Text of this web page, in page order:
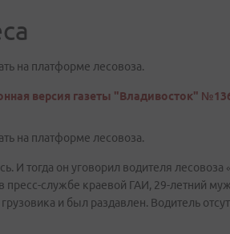
на платформе лесовоза.
версия газеты "Владивосток"
на платформе лесовоза.
И тогда он уговорил водителя лесовоза
службе краевой ГАИ, 29-летний
и был раздавлен. Водитель